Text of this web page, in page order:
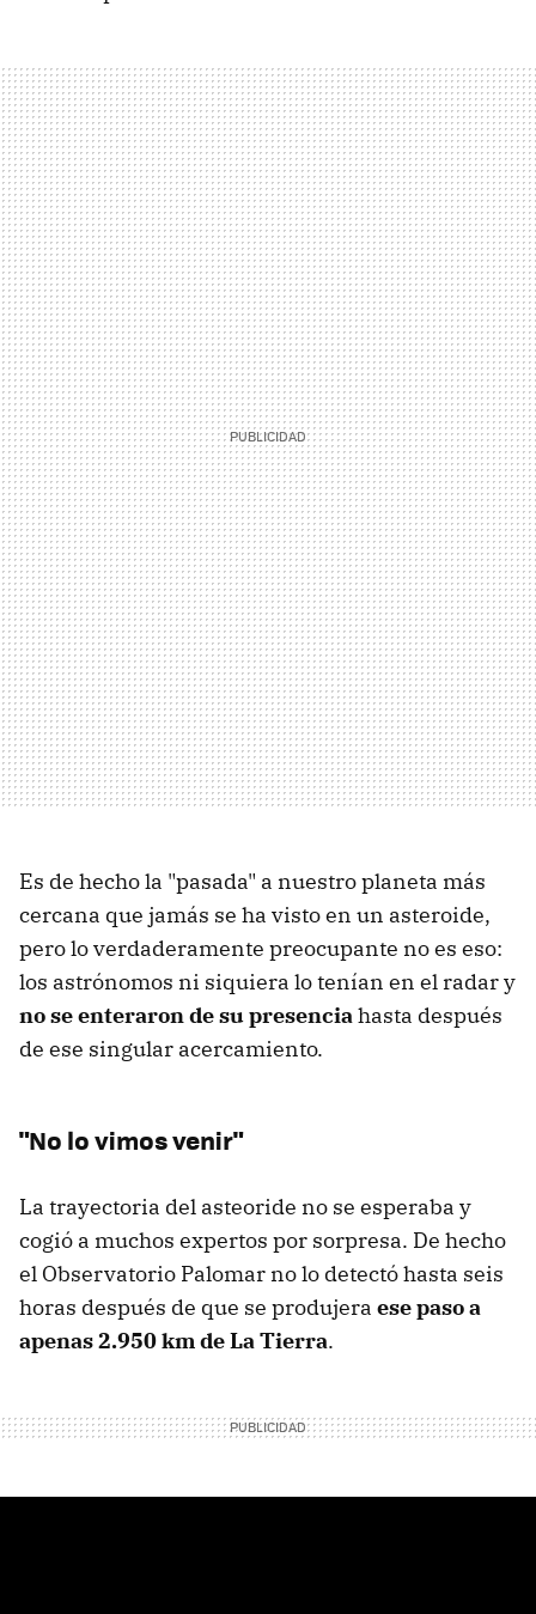
Es de hecho la "pasada" a nuestro planeta más
cercana que jamás se ha visto en un asteroide,
pero lo verdaderamente preocupante no es eso:
los astrónomos ni siquiera lo tenían en el radar y
no se enteraron de su presenciahasta después
de ese singular acercamiento.
"No lo vimos venir"
La trayectoria del asteoride no se esperaba y
cogió a muchos expertos por sorpresa. De hecho
el Observatorio Palomar no lo detectó hasta seis
horas después de que se produjera ese paso a
apenas 2.950 km de La Tierra.